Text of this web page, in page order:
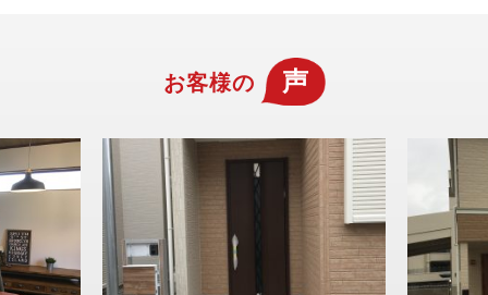
お客様の 声